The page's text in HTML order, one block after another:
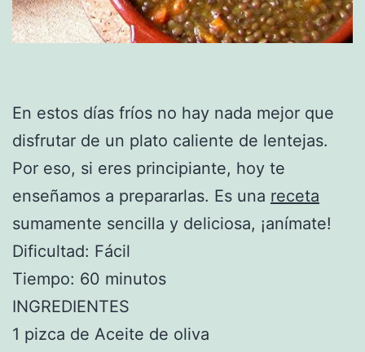
En estos días fríos no hay nada mejor que
disfrutar de un plato caliente de lentejas.
Por eso, si eres principiante, hoy te
enseñamos a prepararlas. Es una receta
sumamente sencilla y deliciosa, ¡anímate!
Dificultad: Fácil
Tiempo: 60 minutos
INGREDIENTES
1 pizca de Aceite de oliva